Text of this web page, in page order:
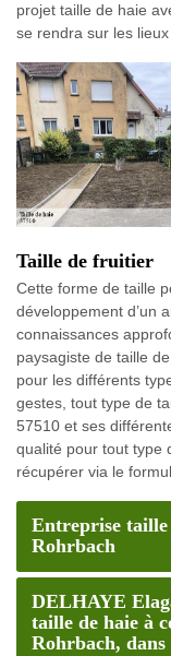
projet taille de haie
se rendra sur les
Taille de fruitier
Cette forme de taille
développement d’un
connaissances
paysagiste de taille
pour les différents
gestes, tout type de
57510 et ses
qualité pour tout type
récupérer via le
Entreprise taille
Rohrbach
DELHAYE
taille de haie à
Rohrbach, dans